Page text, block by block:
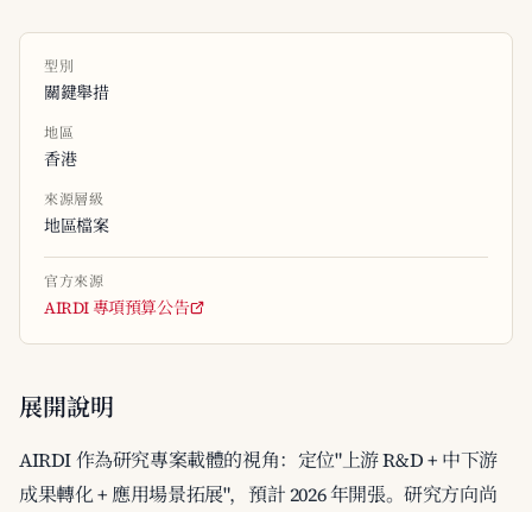
型別
關鍵舉措
地區
香港
來源層級
地區檔案
官方來源
AIRDI 專項預算公告
展開說明
AIRDI 作為研究專案載體的視角：定位"上游 R&D + 中下游
成果轉化 + 應用場景拓展"，預計 2026 年開張。研究方向尚